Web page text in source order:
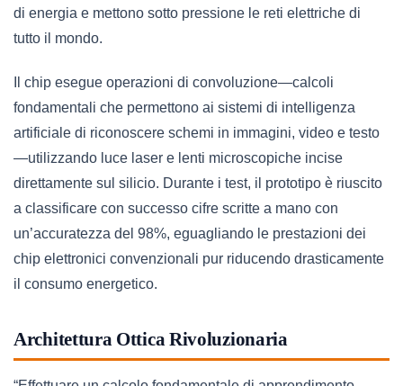
di energia e mettono sotto pressione le reti elettriche di
tutto il mondo.
Il chip esegue operazioni di convoluzione—calcoli
fondamentali che permettono ai sistemi di intelligenza
artificiale di riconoscere schemi in immagini, video e testo
—utilizzando luce laser e lenti microscopiche incise
direttamente sul silicio. Durante i test, il prototipo è riuscito
a classificare con successo cifre scritte a mano con
un’accuratezza del 98%, eguagliando le prestazioni dei
chip elettronici convenzionali pur riducendo drasticamente
il consumo energetico.
Architettura Ottica Rivoluzionaria